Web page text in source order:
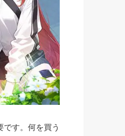
です。何を買う